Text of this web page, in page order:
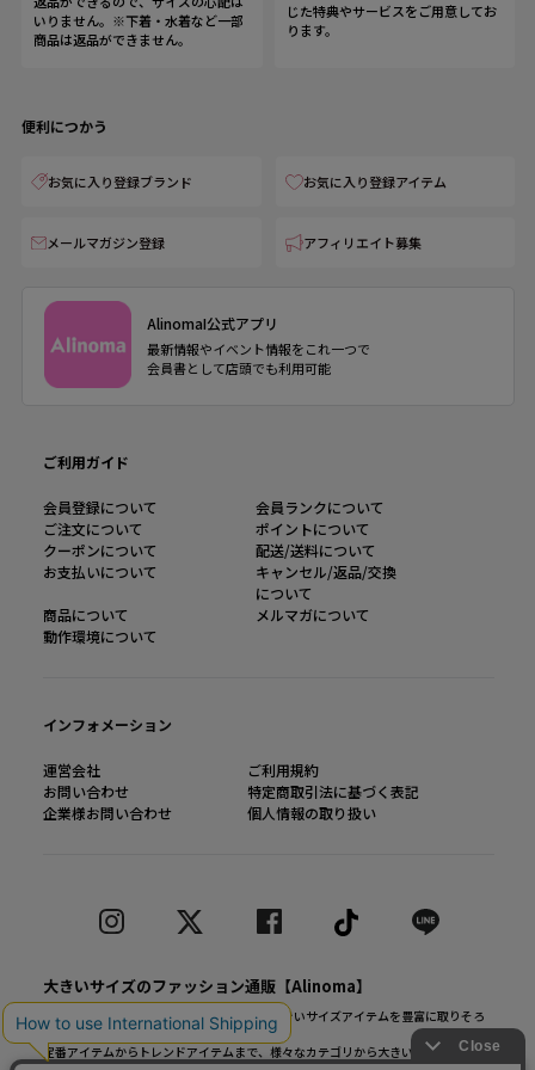
いりません。※下着・水着など一部
商品は返品ができません。
じた特典やサービスをご用意してお
ります。
便利につかう
お気に入り登録ブランド お気に入り登録アイテム
メールマガジン登録 アフィリエイト募集
AlinomaI公式アプリ
最新情報やイベント情報をこれ一つで
会員書として店頭でも利用可能
ご利用ガイド
会員登録について
会員ランクについて
ご注文について
ポイントについて
クーポンについて
配送/送料について
お支払いについて
キャンセル/返品/交換
について
商品について
メルマガについて
動作環境について
インフォメーション
運営会社
ご利用規約
お問い合わせ
特定商取引法に基づく表記
企業様お問い合わせ
個人情報の取り扱い
大きいサイズのファッション通販【Alinoma】
「Alinoma（アリノマ）は人気ブランドの大きいサイズアイテムを豊富に取りそろ
えるファッション通販サイトです。
定番アイテムからトレンドアイテムまで、様々なカテゴリから大きいサイズ（L～